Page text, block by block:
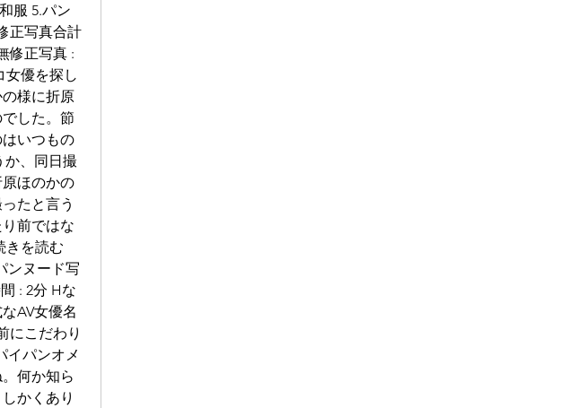
服 5.パン
正写真合計
修正写真 :
女優を探し
様に折原
した。節
いつもの
か、同日撮
ほのかの
たと言う
前ではな
きを読む
ンヌード写
: 2分 Hな
AV女優名
にこだわり
イパンオメ
何か知ら
かくあり